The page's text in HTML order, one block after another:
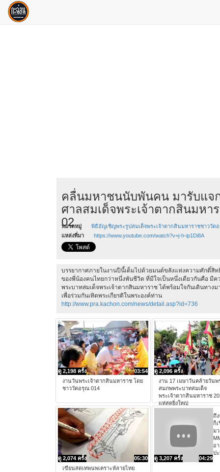
คลื่นมหาชนนับพันคน มารับแจ
ศาลสมเด็จพระเจ้าตากสินมหา
02
หมวดหมู่
พิธีอัญเชิญพระรูปสมเด็จพระเจ้าตากสินมหาราชชาววัด
แหล่งที่มา
https://www.youtube.com/watch?v=j-h-ip1Di8A
บรรยากาศภายในงานปีนี้เต็มไปด้วยมนต์ขลังแห่งความศักดิ์สิ
ของพี่น้องคนไทยกว่าหนึ่งพันชีวิต ที่มีใจเป็นหนึ่งเดียวกันคือ มีค
พระบาทสมเด็จพระเจ้าตากสินมหาราช ได้พร้อมใจกันเดินทาง
เพื่อร่วมกันเทิดพระเกียรติในพระองค์ท่าน
http://www.pra.kachon.com/news/detail.asp?id=736
03:54
ดู 2,198 ครั้ง
งานวันพระเจ้าตากสินมหาราช โดย
ชาววัดอรุณ 014
ดู 2,096 ครั้ง
งาน 17 เมษาวันคล้ายวันพ
สมภพพระบาทสมเด็จ
พระเจ้าตากสินมหาราช
แห่สุดยิ่งใหญ่
05:30
ดู 2,074 ครั้ง
เขียนสดเทพนพเคราะห์ลายไทย
04:29
ดู 3,207 ครั้ง
ถึ
ก็
ม
อ
ป